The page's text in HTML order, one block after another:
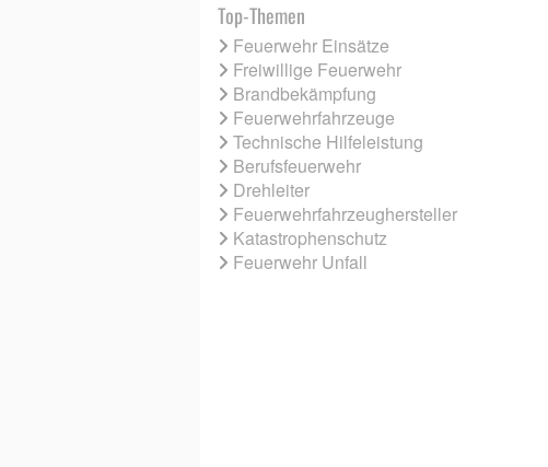
Top-Themen
Feuerwehr Einsätze
Freiwillige Feuerwehr
Brandbekämpfung
Feuerwehrfahrzeuge
Technische Hilfeleistung
Berufsfeuerwehr
Drehleiter
Feuerwehrfahrzeughersteller
Katastrophenschutz
Feuerwehr Unfall